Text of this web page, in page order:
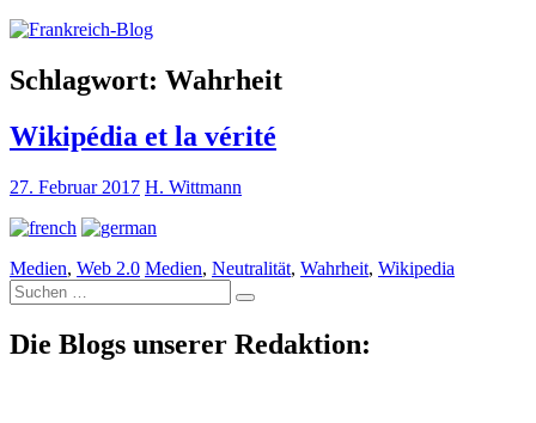
Schlagwort: Wahrheit
Wikipédia et la vérité
27. Februar 2017 H. Wittmann
Medien, Web 2.0 Medien, Neutralität, Wahrheit, Wikipedia
Suche
nach:
Die Blogs unserer Redaktion: